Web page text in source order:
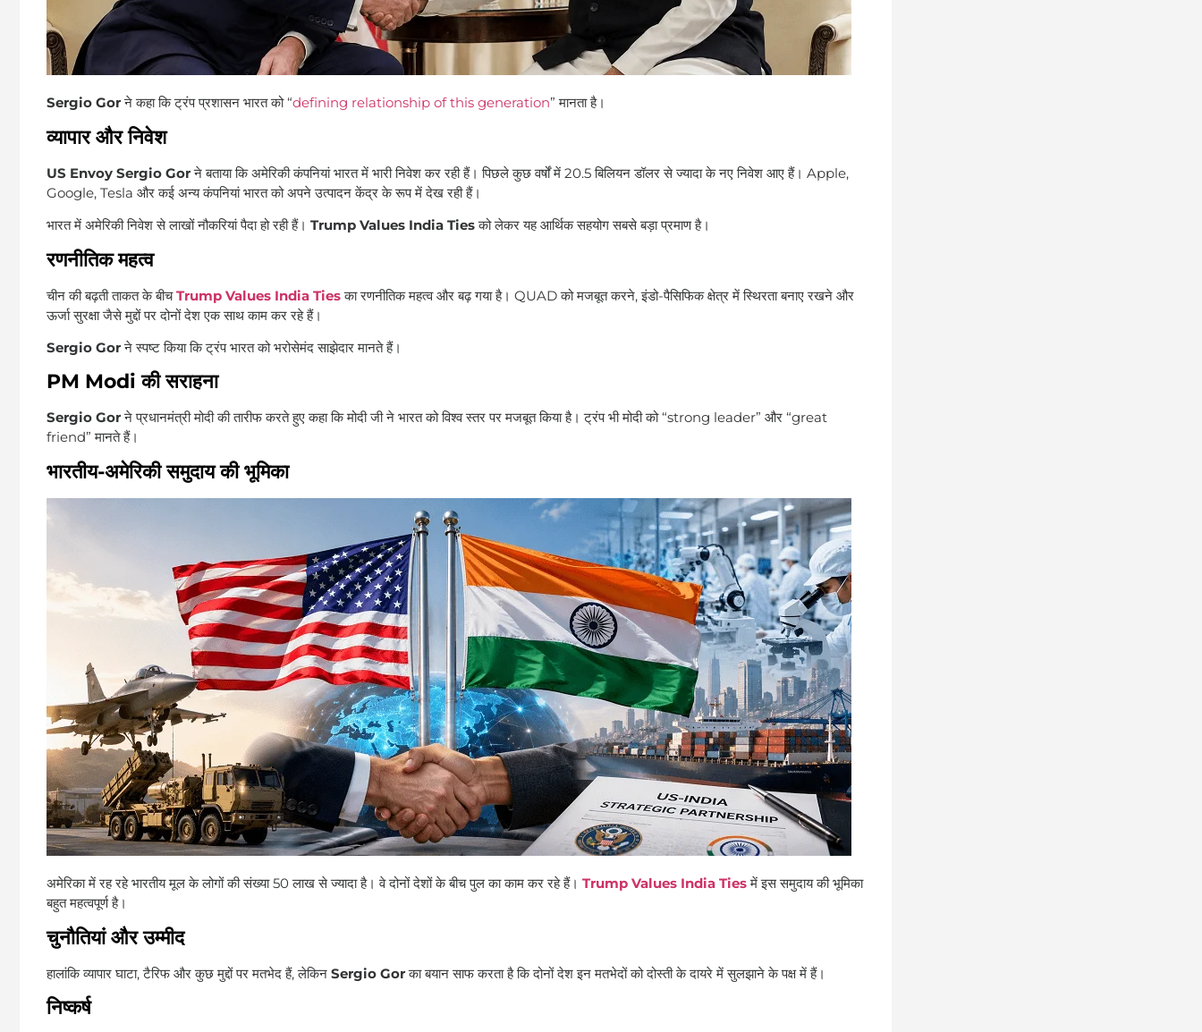
Sergio Gorने कहा कि ट्रंप प्रशासन भारत को “defining relationship of this generation” मानता है।
व्यापार और निवेश
US Envoy Sergio Gorने बताया कि अमेरिकी कंपनियां भारत में भारी निवेश कर रही हैं। पिछले कुछ वर्षों में 20.5 बिलियन डॉलर से ज्यादा के नए निवेश आए हैं। Apple,
Google, Tesla और कई अन्य कंपनियां भारत को अपने उत्पादन केंद्र के रूप में देख रही हैं।
भारत में अमेरिकी निवेश से लाखों नौकरियां पैदा हो रही हैं। Trump Values India Tiesको लेकर यह आर्थिक सहयोग सबसे बड़ा प्रमाण है।
रणनीतिक महत्व
चीन की बढ़ती ताकत के बीचTrump Values India Tiesका रणनीतिक महत्व और बढ़ गया है। QUAD को मजबूत करने, इंडो-पैसिफिक क्षेत्र में स्थिरता बनाए रखने और
ऊर्जा सुरक्षा जैसे मुद्दों पर दोनों देश एक साथ काम कर रहे हैं।
Sergio Gorने स्पष्ट किया कि ट्रंप भारत को भरोसेमंद साझेदार मानते हैं।
PM Modi की सराहना
Sergio Gorने प्रधानमंत्री मोदी की तारीफ करते हुए कहा कि मोदी जी ने भारत को विश्व स्तर पर मजबूत किया है। ट्रंप भी मोदी को “strong leader” और “great
friend” मानते हैं।
भारतीय-अमेरिकी समुदाय की भूमिका
अमेरिका में रह रहे भारतीय मूल के लोगों की संख्या 50 लाख से ज्यादा है। वे दोनों देशों के बीच पुल का काम कर रहे हैं। Trump Values India Tiesमें इस समुदाय की भूमिका
बहुत महत्वपूर्ण है।
चुनौतियां और उम्मीद
हालांकि व्यापार घाटा, टैरिफ और कुछ मुद्दों पर मतभेद हैं, लेकिन Sergio Gorका बयान साफ करता है कि दोनों देश इन मतभेदों को दोस्ती के दायरे में सुलझाने के पक्ष में हैं।
निष्कर्ष